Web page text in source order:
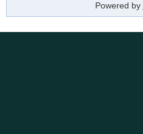
Powered by